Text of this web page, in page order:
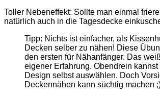
Toller Nebeneffekt: Sollte man einmal
natürlich auch in die Tagesdecke
Tipp: Nichts ist einfacher, als
Decken selber zu nähen! Diese
den ersten für Nähanfänger. Das
eigener Erfahrung. Obendrein kannst
Design selbst auswählen. Doch
Deckennähen kann süchtig machen